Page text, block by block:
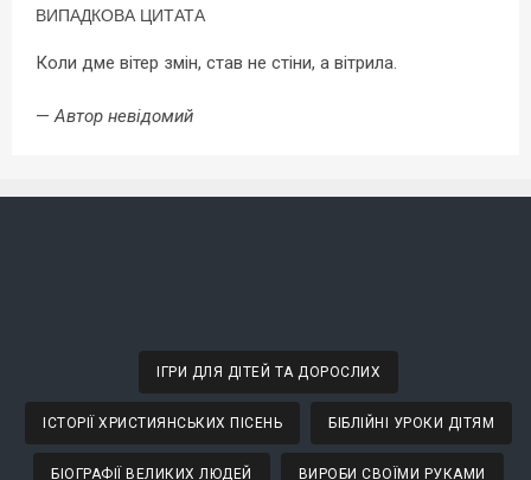
ВИПАДКОВА ЦИТАТА
Коли дме вітер змін, став не стіни, а вітрила.
— Автор невідомий
ІГРИ ДЛЯ ДІТЕЙ ТА ДОРОСЛИХ
ІСТОРІЇ ХРИСТИЯНСЬКИХ ПІСЕНЬ БІБЛІЙНІ УРОКИ ДІТЯМ
БІОГРАФІЇ ВЕЛИКИХ ЛЮДЕЙ ВИРОБИ СВОЇМИ РУКАМИ